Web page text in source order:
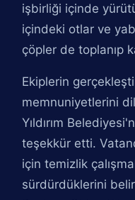
işbirliği içinde
içindeki otlar ve
çöpler de toplanıp
Ekiplerin
memnuniyetlerini
Yıldırım
teşekkür etti.
için temizlik
sürdürdüklerini